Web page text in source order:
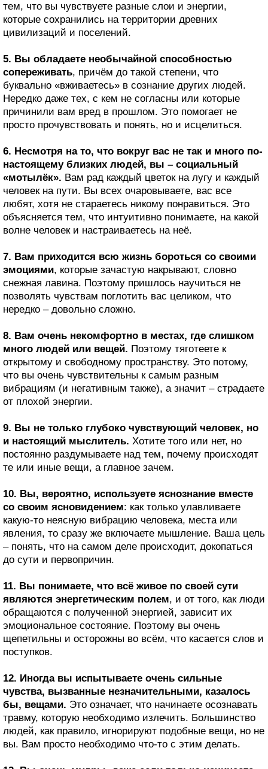
тем, что вы чувствуете разные слои и энергии,
которые сохранились на территории древних
цивилизаций и поселений.
5. Вы обладаете необычайной способностью
сопереживать, причём до такой степени, что
буквально «вживаетесь» в сознание других людей.
Нередко даже тех, с кем не согласны или которые
причинили вам вред в прошлом. Это помогает не
просто прочувствовать и понять, но и исцелиться.
6. Несмотря на то, что вокруг вас не так и много по-
настоящему близких людей, вы – социальный
«мотылёк». Вам рад каждый цветок на лугу и каждый
человек на пути. Вы всех очаровываете, вас все
любят, хотя не стараетесь никому понравиться. Это
объясняется тем, что интуитивно понимаете, на какой
волне человек и настраиваетесь на неё.
7. Вам приходится всю жизнь бороться со своими
эмоциями, которые зачастую накрывают, словно
снежная лавина. Поэтому пришлось научиться не
позволять чувствам поглотить вас целиком, что
нередко – довольно сложно.
8. Вам очень некомфортно в местах, где слишком
много людей или вещей. Поэтому тяготеете к
открытому и свободному пространству. Это потому,
что вы очень чувствительны к самым разным
вибрациям (и негативным также), а значит – страдаете
от плохой энергии.
9. Вы не только глубоко чувствующий человек, но
и настоящий мыслитель. Хотите того или нет, но
постоянно раздумываете над тем, почему происходят
те или иные вещи, а главное зачем.
10. Вы, вероятно, используете яснознание вместе
со своим ясновидением: как только улавливаете
какую-то неясную вибрацию человека, места или
явления, то сразу же включаете мышление. Ваша цель
– понять, что на самом деле происходит, докопаться
до сути и первопричин.
11. Вы понимаете, что всё живое по своей сути
являются энергетическим полем, и от того, как люди
обращаются с полученной энергией, зависит их
эмоциональное состояние. Поэтому вы очень
щепетильны и осторожны во всём, что касается слов и
поступков.
12. Иногда вы испытываете очень сильные
чувства, вызванные незначительными, казалось
бы, вещами. Это означает, что начинаете осознавать
травму, которую необходимо излечить. Большинство
людей, как правило, игнорируют подобные вещи, но не
вы. Вам просто необходимо что-то с этим делать.